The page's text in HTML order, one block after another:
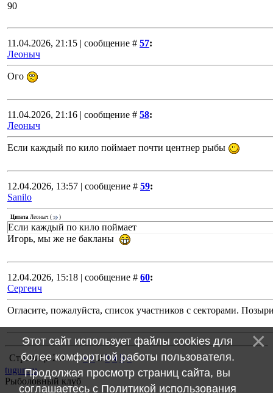
90
11.04.2026, 21:15 | сообщение # 57:
Леоныч
Ого
11.04.2026, 21:16 | сообщение # 58:
Леоныч
Если каждый по кило поймает почти центнер рыбы
12.04.2026, 13:57 | сообщение # 59:
Sanilo
Цитата Леоныч ( )
Если каждый по кило поймает
Игорь, мы же не бакланы
12.04.2026, 15:18 | сообщение # 60:
Сергеич
Огласите, пожалуйста, список участников с секторами.
Страница2из5 « 1 2 3 4 5 »
tugun.ru
Рыболовный клуб
Этот сайт использует файлы cookies для
более комфортной работы пользователя.
Продолжая просмотр страниц сайта, вы
соглашаетесь с Политикой использования